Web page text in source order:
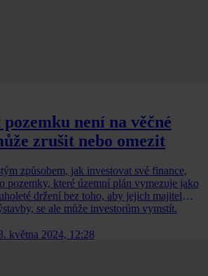
není na věčné
zrušit nebo omezit
způsobem, jak investovat své finance,
pozemky, které územní plán vymezuje jako
držení bez toho, aby jejich majitel
se ale může investorům vymstít.
května 2024, 12:28